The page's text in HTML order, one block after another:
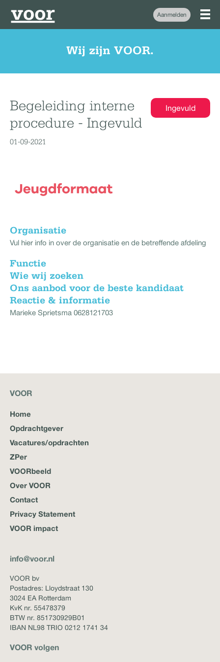
Aanmelden
Wij zijn VOOR.
Ingevuld
Begeleiding interne
procedure - Ingevuld
01-09-2021
Organisatie
Vul hier info in over de organisatie en de betreffende afdeling
Functie
Wie wij zoeken
Ons aanbod voor de beste kandidaat
Reactie & informatie
Marieke Sprietsma 0628121703
VOOR
Home
Opdrachtgever
Vacatures/opdrachten
ZPer
VOORbeeld
Over VOOR
Contact
Privacy Statement
VOOR impact
info@voor.nl
VOOR bv
Postadres: Lloydstraat 130
3024 EA Rotterdam
KvK nr. 55478379
BTW nr. 851730929B01
IBAN NL98 TRIO 0212 1741 34
VOOR volgen